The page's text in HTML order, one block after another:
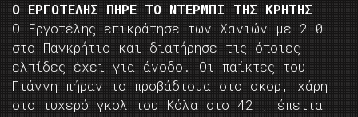
Ο ΕΡΓΟΤΕΛΗΣ ΠΗΡΕ ΤΟ ΝΤΕΡΜΠΙ ΤΗΣ ΚΡΗΤΗΣ
Ο Εργοτέλης επικράτησε των Χανιών με 2-0
στο Παγκρήτιο και διατήρησε τις όποιες
ελπίδες έχει για άνοδο. Οι παίκτες του
Γιάννη πήραν το προβάδισμα στο σκορ, χάρη
στο τυχερό γκολ του Κόλα στο 42′, έπειτα